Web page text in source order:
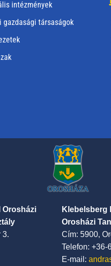
intézmények
gazdasági társaságok
Orosházi
3.
Klebelsberg
Orosházi
Cím: 5900,
Telefon: +36-
E-mail: